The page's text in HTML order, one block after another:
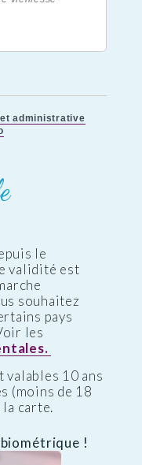
administrative
le
validité est
souhaitez
pays
les
valables 10 ans
(moins de 18
carte.
!